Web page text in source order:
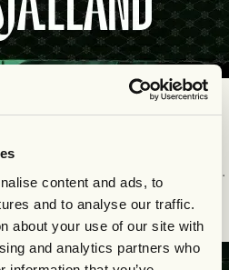
content and ads, to
and to analyse our traffic.
about your use of our site with
and analytics partners who
23/7
herrar hemma mot FC
med avspark kl 19.00! Fredrik
tagit ut följande trupp till